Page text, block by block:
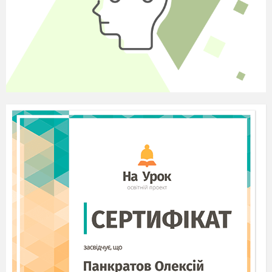
картофель, луковица, алюминиевая кружка,
металлический чайник.
Методы:
фронтально- индивидуальный опрос,
демонстрационный эксперимент, «мозговой
«микрофон», «выбери позицию», работа в
знаний.
.Проверка домашнего задания
1) Индивидуальная работа у доски: записать все
законы и формулы по данной теме.
2) Фронтальный опрос:
1.Что называют электрическим током?
2. По каким признакам
можно судить о наличии
электрического тока
3.Какие условия необходимы для
существования электрического тока?